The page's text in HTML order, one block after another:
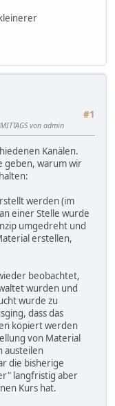
#1
von admin
Kanälen.
geben, warum wir
werden (im
einer Stelle wurde
umgedreht und
erstellen,
beobachtet,
wurden und
wurde zu
dass das
kopiert werden
von Material
austeilen
die bisherige
langfristig aber
Kurs hat.